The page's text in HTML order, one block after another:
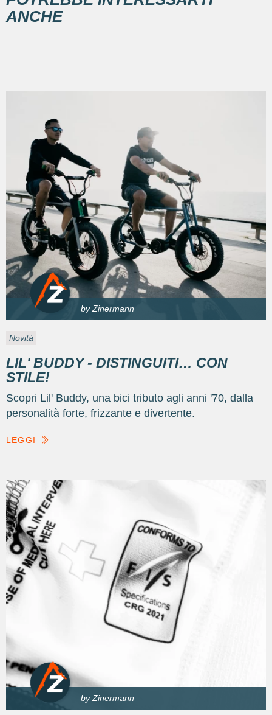
ANCHE
by Zinermann
Novità
LIL' BUDDY - DISTINGUITI… CON
STILE!
Scopri Lil' Buddy, una bici tributo agli anni '70, dalla
personalità forte, frizzante e divertente.
LEGGI
by Zinermann